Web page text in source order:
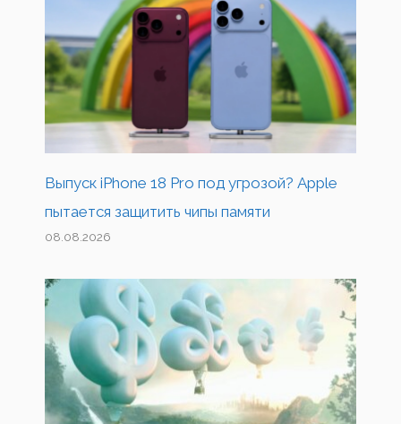
Выпуск iPhone 18 Pro под угрозой? Apple
пытается защитить чипы памяти
08.08.2026